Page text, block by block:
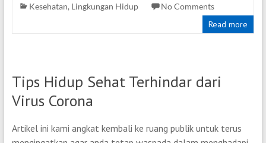
Kesehatan, Lingkungan Hidup No Comments
Read more
Tips Hidup Sehat Terhindar dari
Virus Corona
Artikel ini kami angkat kembali ke ruang publik untuk terus